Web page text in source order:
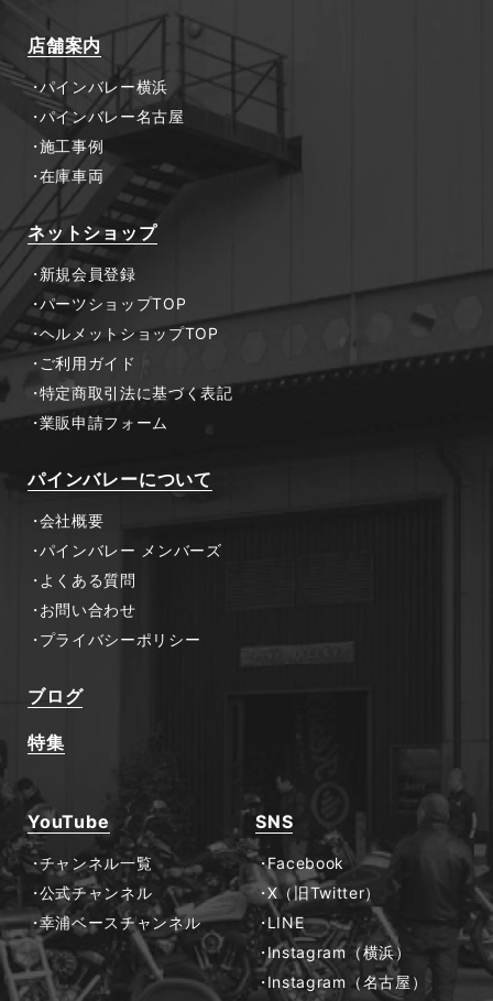
店舗案内
パインバレー横浜
パインバレー名古屋
施工事例
在庫車両
ネットショップ
新規会員登録
パーツショップTOP
ヘルメットショップTOP
ご利用ガイド
特定商取引法に基づく表記
業販申請フォーム
パインバレーについて
会社概要
パインバレー メンバーズ
よくある質問
お問い合わせ
プライバシーポリシー
ブログ
特集
YouTube
チャンネル一覧
公式チャンネル
幸浦ベースチャンネル
SNS
Facebook
X（旧Twitter）
LINE
Instagram（横浜）
Instagram（名古屋）